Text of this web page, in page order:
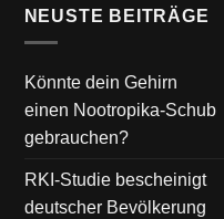
NEUSTE BEITRÄGE
Könnte dein Gehirn
einen Nootropika-Schub
gebrauchen?
RKI-Studie bescheinigt
deutscher Bevölkerung